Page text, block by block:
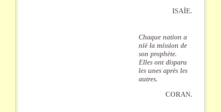
ISAÏE.
Chaque nation a
nié la mission de
son prophète.
Elles ont disparu
les unes après les
autres.
CORAN.